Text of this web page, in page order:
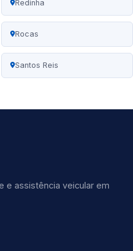
Redinha
Rocas
Santos Reis
e assistência veicular em